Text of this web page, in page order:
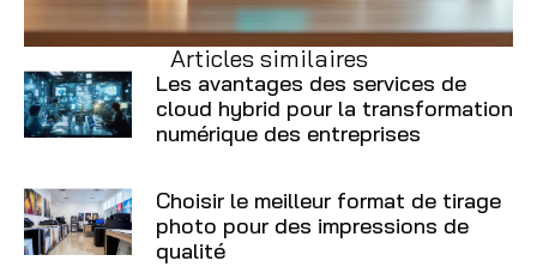
Articles similaires
Les avantages des services de
cloud hybrid pour la transformation
numérique des entreprises
Choisir le meilleur format de tirage
photo pour des impressions de
qualité